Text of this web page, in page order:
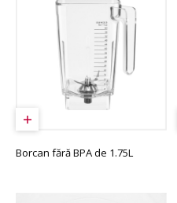
Borcan fără BPA de 1.75L